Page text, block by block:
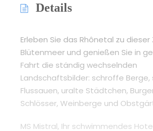
Details
Erleben Sie das Rhônetal zu dieser
Blütenmeer und genießen Sie in
Fahrt die ständig wechselnden
Landschaftsbilder: schroffe Berge,
Flussauen, uralte Städtchen,
Schlösser, Weinberge und
MS Mistral, Ihr schwimmendes